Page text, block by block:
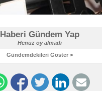
Haberi Gündem Yap
Henüz oy almadı
Gündemdekileri Göster >